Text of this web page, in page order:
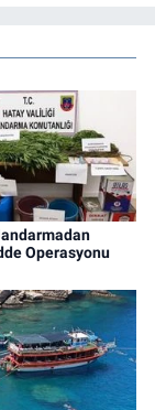
Operasyonu